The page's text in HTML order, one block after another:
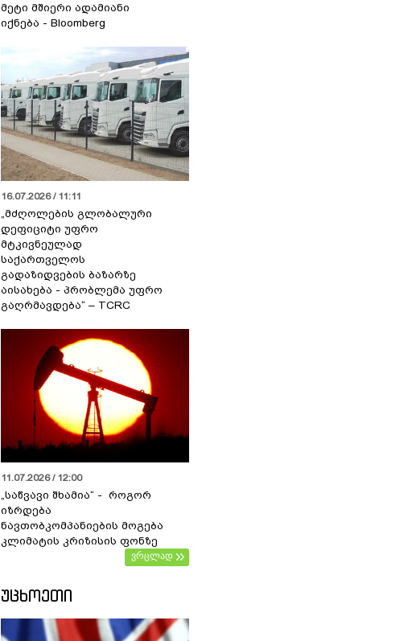
მეტი მშიერი ადამიანი
იქნება - Bloomberg
16.07.2026 / 11:11
„მძღოლების გლობალური
დეფიციტი უფრო
მტკივნეულად
საქართველოს
გადაზიდვების ბაზარზე
აისახება - პრობლემა უფრო
გაღრმავდება“ – TCRC
11.07.2026 / 12:00
„საწვავი შხამია“ - როგორ
იზრდება
ნავთობკომპანიების მოგება
კლიმატის კრიზისის ფონზე
ვრცლად
ᲣᲪᲮᲝᲔᲗᲘ